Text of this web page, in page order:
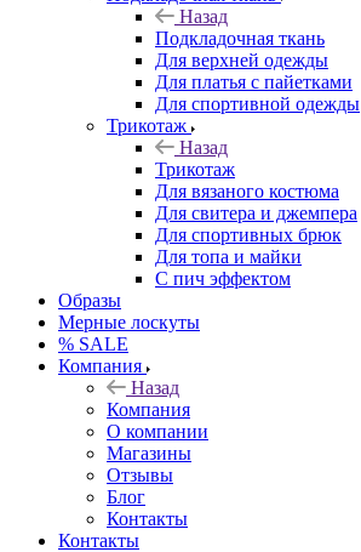
Назад
Подкладочная ткань
Для верхней одежды
Для платья с пайетками
Для спортивной одежды
Трикотаж
Назад
Трикотаж
Для вязаного костюма
Для свитера и джемпера
Для спортивных брюк
Для топа и майки
С пич эффектом
Образы
Мерные лоскуты
% SALE
Компания
Назад
Компания
О компании
Магазины
Отзывы
Блог
Контакты
Контакты